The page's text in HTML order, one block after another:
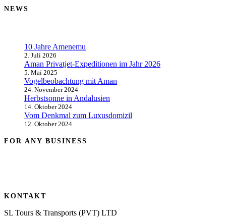
NEWS
10 Jahre Amenemu
2. Juli 2026
Aman Privatjet-Expeditionen im Jahr 2026
5. Mai 2025
Vogelbeobachtung mit Aman
24. November 2024
Herbstsonne in Andalusien
14. Oktober 2024
Vom Denkmal zum Luxusdomizil
12. Oktober 2024
FOR ANY BUSINESS
KONTAKT
SL Tours & Transports (PVT) LTD